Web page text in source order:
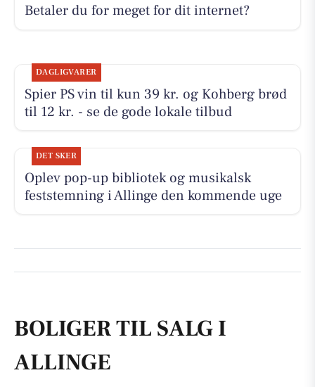
Betaler du for meget for dit internet?
DAGLIGVARER
Spier PS vin til kun 39 kr. og Kohberg brød
til 12 kr. - se de gode lokale tilbud
DET SKER
Oplev pop-up bibliotek og musikalsk
feststemning i Allinge den kommende uge
BOLIGER TIL SALG I
ALLINGE